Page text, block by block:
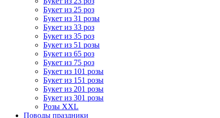
Букет из 25 роз
Букет из 31 розы
Букет из 33 роз
Букет из 35 роз
Букет из 51 розы
Букет из 65 роз
Букет из 75 роз
Букет из 101 розы
Букет из 151 розы
Букет из 201 розы
Букет из 301 розы
Розы XXL
Поводы праздники